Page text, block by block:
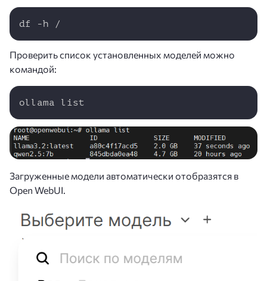
df -h /
Проверить список установленных моделей можно
командой:
ollama list
Загруженные модели автоматически отобразятся в
Open WebUI.